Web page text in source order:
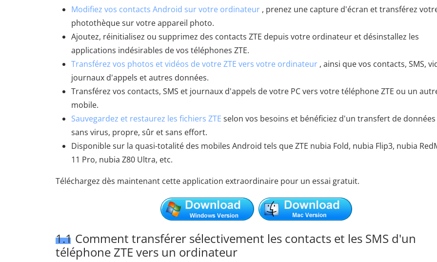
Modifiez vos contacts Android sur votre ordinateur , prenez une capture d'écran et transférez
photothèque sur votre appareil photo.
Ajoutez, réinitialisez ou supprimez des contacts ZTE depuis votre ordinateur et désinstallez les
applications indésirables de vos téléphones ZTE.
Transférez vos photos et vidéos de votre ZTE vers votre ordinateur , ainsi que vos contacts, SMS,
journaux d'appels et autres données.
Transférez vos contacts, SMS et journaux d'appels de votre PC vers votre téléphone ZTE ou un
mobile.
Sauvegardez et restaurez les fichiers ZTE selon vos besoins et bénéficiez d'un transfert de données
sans virus, propre, sûr et sans effort.
Disponible sur la quasi-totalité des mobiles Android tels que ZTE nubia Fold, nubia Flip3, nubia
11 Pro, nubia Z80 Ultra, etc.
Téléchargez dès maintenant cette application extraordinaire pour un essai gratuit.
1.1 Comment transférer sélectivement les contacts et les SMS d'un
téléphone ZTE vers un ordinateur